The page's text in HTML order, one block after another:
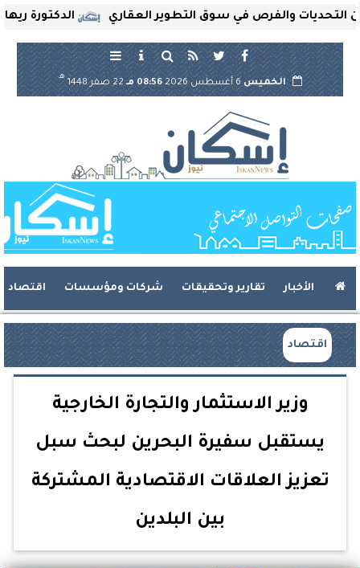
الدكتورة ريهام والفرص في سوق التطوير العقاري
الخميس 6 أغسطس 2026 08:56 مـ 22 صفر 1448
هـ
الأخبار تقارير وتحقيقات شركات ومؤسسات اقتصاد
اقتصاد
وزير الاستثمار والتجارة الخارجية
يستقبل سفيرة البحرين لبحث سبل
تعزيز العلاقات الاقتصادية المشتركة
بين البلدين